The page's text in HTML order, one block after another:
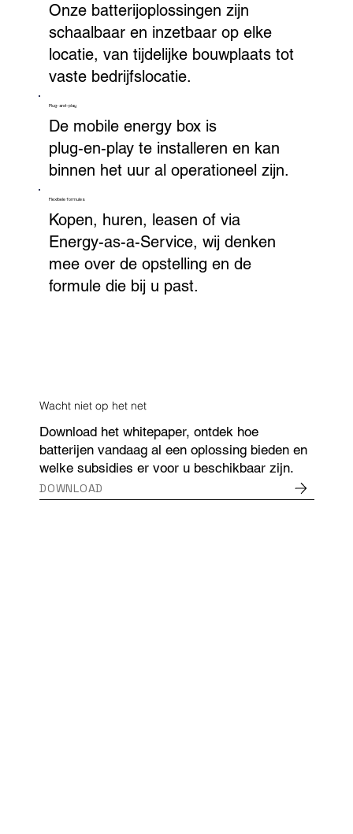
Onze batterijoplossingen zijn
schaalbaar en inzetbaar op elke
locatie, van tijdelijke bouwplaats tot
vaste bedrijfslocatie.
Plug-and-play
De mobile energy box is
plug-en-play te installeren en kan
binnen het uur al operationeel zijn.
Flexibele formules
Kopen, huren, leasen of via
Energy-as-a-Service, wij denken
mee over de opstelling en de
formule die bij u past.
Wacht niet op het net
Download het whitepaper, ontdek hoe
batterijen vandaag al een oplossing bieden en
welke subsidies er voor u beschikbaar zijn.
DOWNLOAD